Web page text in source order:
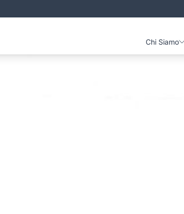
Chi Siamo